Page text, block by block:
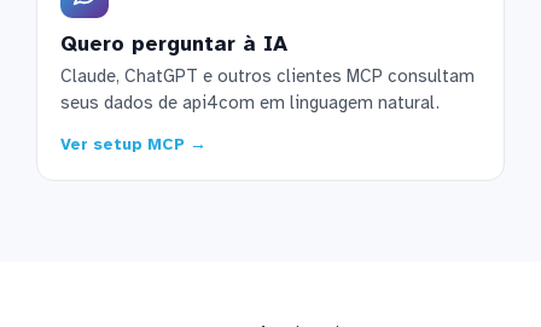
Quero perguntar à IA
Claude, ChatGPT e outros clientes MCP consultam
seus dados de api4com em linguagem natural.
Ver setup MCP →